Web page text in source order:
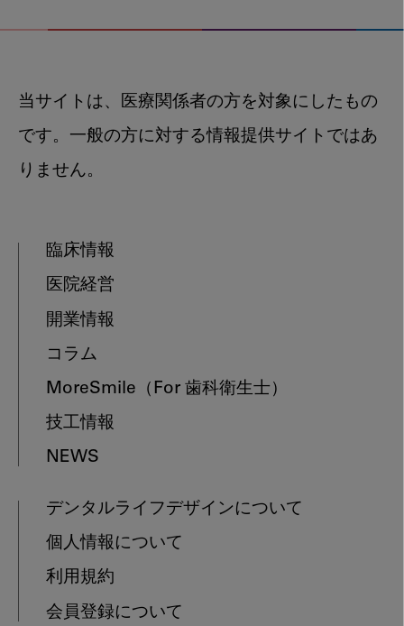
当サイトは、医療関係者の方を対象にしたもの
です。一般の方に対する情報提供サイトではあ
りません。
臨床情報
医院経営
開業情報
コラム
MoreSmile （For 歯科衛生士）
技工情報
NEWS
デンタルライフデザインについて
個人情報について
利用規約
会員登録について